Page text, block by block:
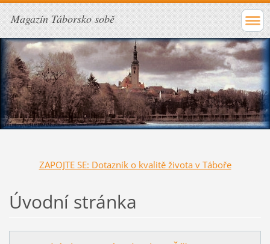
Magazín Táborsko sobě
ZAPOJTE SE: Dotazník o kvalitě života v Táboře
Úvodní stránka